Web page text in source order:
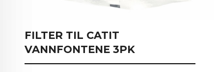
FILTER TIL CATIT
VANNFONTENE 3PK